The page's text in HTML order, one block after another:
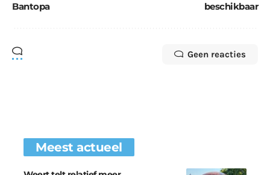
Bantopa
beschikbaar
Geen reacties
Meest actueel